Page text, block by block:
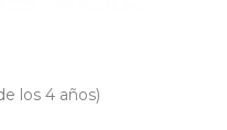
los 4 años)